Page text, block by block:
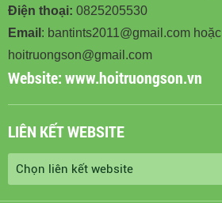
Điện thoại: 0825205530
Email : bantints2011@gmail.com hoặc
hoitruongson@gmail.com
Website:www.hoitruongson.vn
LIÊN KẾT WEBSITE